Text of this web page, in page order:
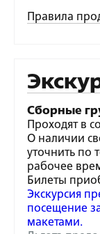
Правила
Сборные
Проходят в
О наличии
уточнить по
рабочее
Билеты
Экскурсия
посещение
макетами.